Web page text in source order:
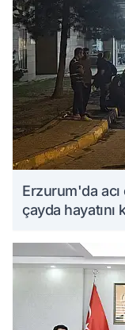
Erzurum'da
çayda hayatını